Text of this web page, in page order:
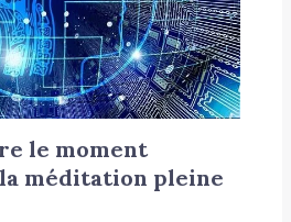
le moment
méditation pleine